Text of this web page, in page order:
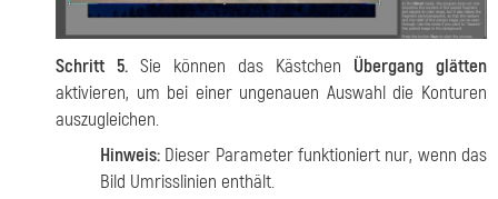
Schritt 5. Sie können das Kästchen Übergang glätten
aktivieren, um bei einer ungenauen Auswahl die Konturen
auszugleichen.
Hinweis: Dieser Parameter funktioniert nur, wenn das
Bild Umrisslinien enthält.